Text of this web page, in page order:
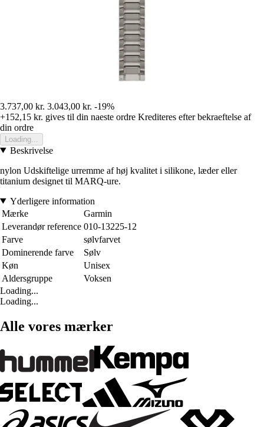
3.737,00 kr. 3.043,00 kr. -19%
+152,15 kr. gives til din naeste ordre Krediteres efter bekraeftelse af
din ordre
Loading...
Beskrivelse
nylon Udskiftelige urremme af høj kvalitet i silikone, læder eller
titanium designet til MARQ-ure.
Yderligere information
Mærke
Garmin
Leverandør reference 010-13225-12
Farve
sølvfarvet
Dominerende farve
Sølv
Køn
Unisex
Aldersgruppe
Voksen
Loading...
Loading...
Alle vores mærker